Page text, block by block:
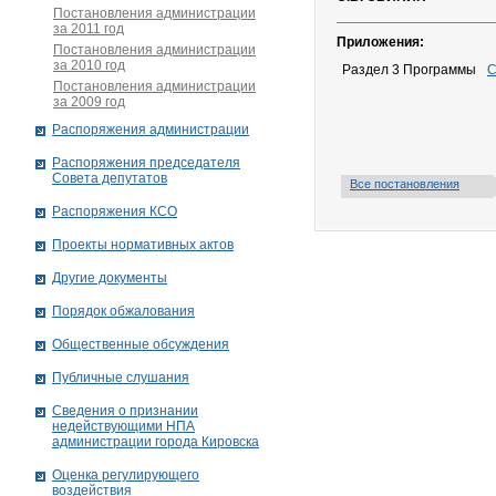
Приложения:
Раздел 3 Программы
Все постановления
Постановления администрации
за 2011 год
Постановления администрации
за 2010 год
Постановления администрации
за 2009 год
Распоряжения администрации
Распоряжения председателя
Совета депутатов
Распоряжения КСО
Проекты нормативных актов
Другие документы
Порядок обжалования
Общественные обсуждения
Публичные слушания
Сведения о признании
недействующими НПА
администрации города Кировскa
Оценка регулирующего
воздействия